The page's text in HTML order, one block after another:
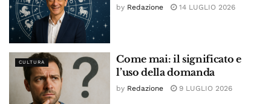
by Redazione 14 LUGLIO 2026
CULTURA
Come mai: il significato e
l’uso della domanda
by Redazione 9 LUGLIO 2026